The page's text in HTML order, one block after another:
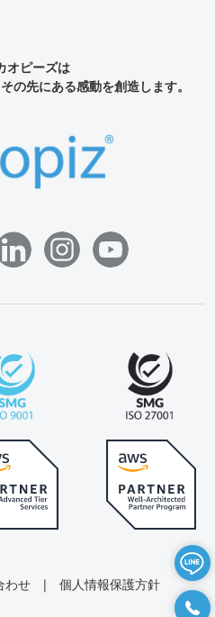
オピーズは
の先にある感動を創造します。
わせ | 個人情報保護方針